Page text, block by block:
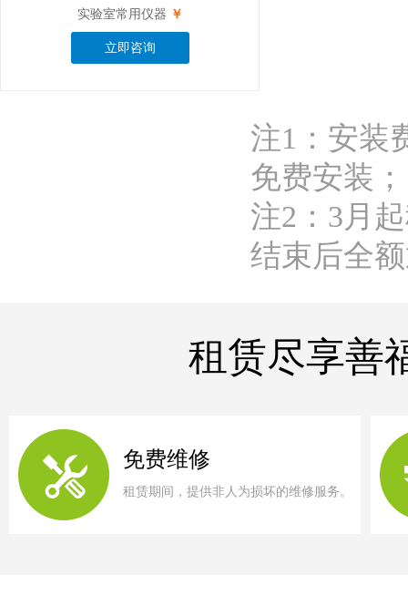
实验室常用仪器 ￥
立即咨询
注1：安装
免费安装；
注2：3月
结束后全
租赁尽享善
免费维修
租赁期间，提供非人为损坏的维修服务。